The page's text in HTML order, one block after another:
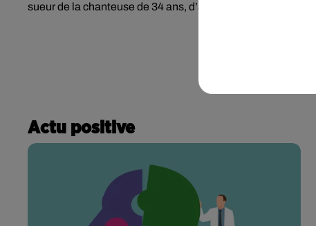
sueur de la chanteuse de 34 ans, d’après les propos d’un
Actu positive